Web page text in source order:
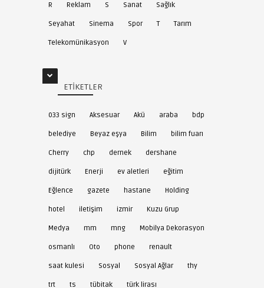
R Reklam S Sanat Sağlık
Seyahat Sinema Spor T Tarım
Telekomünikasyon V
ETIKETLER
033 sign Aksesuar Akü araba bdp
belediye Beyaz eşya Bilim bilim fuarı
Cherry chp dernek dershane
dijitürk Enerji ev aletleri eğitim
Eğlence gazete hastane Holding
hotel iletişim izmir Kuzu Grup
Medya mm mng Mobilya Dekorasyon
osmanlı Oto phone renault
saat kulesi Sosyal Sosyal Ağlar thy
trt ts tübitak türk lirası